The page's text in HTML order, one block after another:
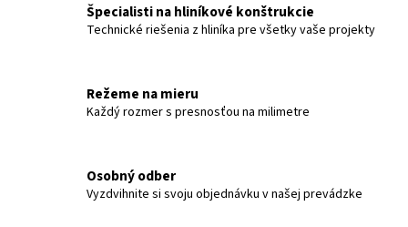
Špecialisti na hliníkové konštrukcie
Technické riešenia z hliníka pre všetky vaše projekty
Režeme na mieru
Každý rozmer s presnosťou na milimetre
Osobný odber
Vyzdvihnite si svoju objednávku v našej prevádzke